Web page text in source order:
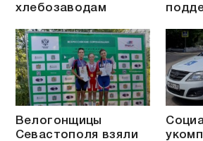
хлебозаводам
Велогонщицы
Севастополя взяли